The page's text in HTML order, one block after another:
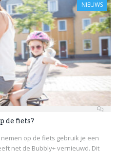
NIEUWS
de fiets?
op de fiets gebruik je een
net de Bubbly+ vernieuwd. Dit